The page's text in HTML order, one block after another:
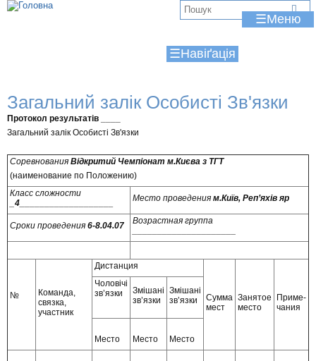
Jump to navigation
☰
☰
Загальний залік Особисті Зв'язки
Протокол результатів ____
Загальний залік Особисті Зв'язки
Соревнования Відкритий Чемпіонат м.Києва з ТГТ
(наименование по Положению)
Класс сложности
4___________________ Место проведения м.Київ, Реп’яхів яр
Сроки проведения 6-8.04.07
Возрастная группа
№
Команда,
связка,
участник
Дистанция
Сумма
мест
Занятое
место
Приме-
чания
Чоловічі
зв’язки
Змішані
зв’язки
Змішані
зв’язки
Место Место Место